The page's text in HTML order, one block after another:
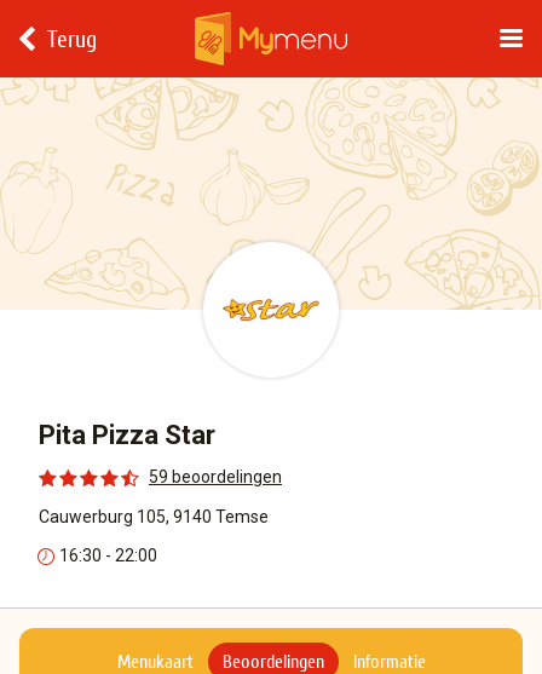
Terug
Pita Pizza Star
59 beoordelingen
Cauwerburg 105, 9140 Temse
16:30 - 22:00
Menukaart Beoordelingen Informatie